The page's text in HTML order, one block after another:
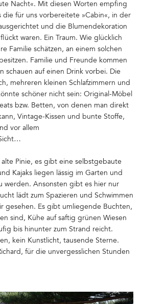
Nacht«. Mit diesen Worten empfing
die für uns vorbereitete »Cabin«, in der
und die Blumendekoration
waren. Ein Traum. Wie glücklich
Familie schätzen, an einem solchen
Familie und Freunde kommen
schauen auf einen Drink vorbei. Die
mehreren kleinen Schlafzimmern und
schöner nicht sein: Original-Möbel
bzw. Betten, von denen man direkt
Vintage-Kissen und bunte Stoffe,
vor allem
Pinie, es gibt eine selbstgebaute
Kajaks liegen lässig im Garten und
werden. Ansonsten gibt es hier nur
lädt zum Spazieren und Schwimmen
gesehen. Es gibt umliegende Buchten,
sind, Kühe auf saftig grünen Wiesen
bis hinunter zum Strand reicht.
kein Kunstlicht, tausende Sterne.
für die unvergesslichen Stunden